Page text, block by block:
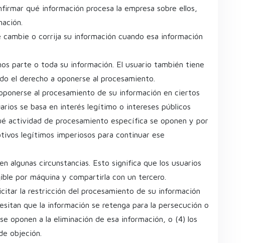
qué información procesa la empresa sobre ellos,
o corrija su información cuando esa información
parte o toda su información. El usuario también tiene
el derecho a oponerse al procesamiento.
al procesamiento de su información en ciertos
se basa en interés legítimo o intereses públicos
actividad de procesamiento específica se oponen y por
legítimos imperiosos para continuar ese
algunas circunstancias. Esto significa que los usuarios
por máquina y compartirla con un tercero.
la restricción del procesamiento de su información
que la información se retenga para la persecución o
oponen a la eliminación de esa información, o (4) los
objeción.